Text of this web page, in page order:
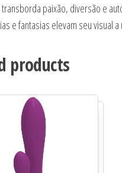
transborda paixão, diversão e
e fantasias elevam seu visual
products